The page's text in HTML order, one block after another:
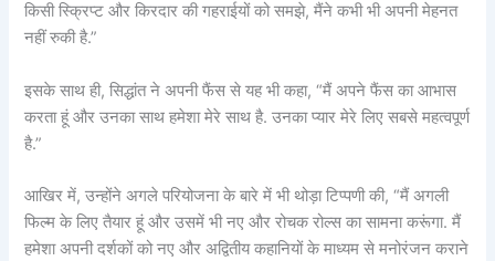
किसी स्क्रिप्ट और किरदार की गहराईयों को समझे, मैंने कभी भी अपनी मेहनत
नहीं रुकी है.”
इसके साथ ही, सिद्धांत ने अपनी फैंस से यह भी कहा, “मैं अपने फैंस का आभास
करता हूं और उनका साथ हमेशा मेरे साथ है. उनका प्यार मेरे लिए सबसे महत्वपूर्ण
है.”
आखिर में, उन्होंने अगले परियोजना के बारे में भी थोड़ा टिप्पणी की, “मैं अगली
फिल्म के लिए तैयार हूं और उसमें भी नए और रोचक रोल्स का सामना करूंगा. मैं
हमेशा अपनी दर्शकों को नए और अद्वितीय कहानियों के माध्यम से मनोरंजन कराने